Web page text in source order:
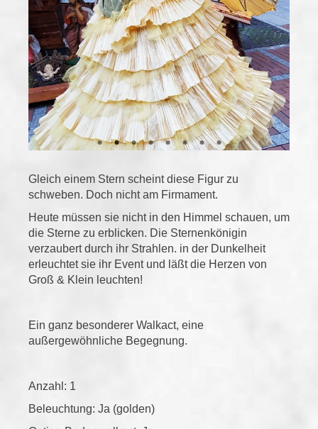
Gleich einem Stern scheint diese Figur zu
schweben. Doch nicht am Firmament.
Heute müssen sie nicht in den Himmel schauen, um
die Sterne zu erblicken. Die Sternenkönigin
verzaubert durch ihr Strahlen. in der Dunkelheit
erleuchtet sie ihr Event und läßt die Herzen von
Groß & Klein leuchten!
Ein ganz besonderer Walkact, eine
außergewöhnliche Begegnung.
Anzahl: 1
Beleuchtung: Ja (golden)